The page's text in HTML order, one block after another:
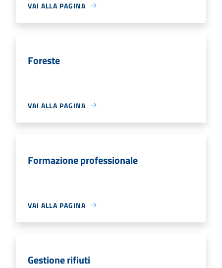
VAI ALLA PAGINA
Foreste
VAI ALLA PAGINA
Formazione professionale
VAI ALLA PAGINA
Gestione rifiuti